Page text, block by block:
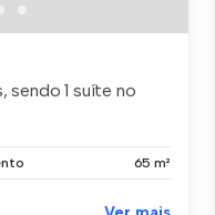
1 suíte no
65 m²